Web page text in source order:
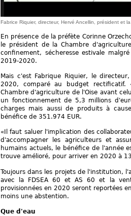
Fabrice Riquier, directeur, Hervé Ancellin, président et
En présence de la préfète Corinne
le président de la Chambre
confinement, sécheresse estivale
2019-2020.
Mais c'est Fabrique Riquier, le
2020, comparé au budget rectificatif.
Chambre d'agriculture de l'Oise avant
un fonctionnement de 5,3 millions
charges mais aussi de produits à
bénéfice de 351.974 EUR.
«Il faut saluer l'implication des
d'accompagner les agriculteurs et
humains actuels, le bénéfice de l'année
trouve amélioré, pour arriver en 2020 à
Toujours dans les projets de l'institution,
avec la FDSEA 60 et AS 60 et la
provisionnées en 2020 seront reportées
moins une abstention.
Que d'eau